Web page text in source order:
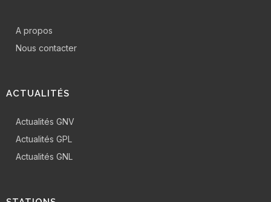
A propos
Nous contacter
ACTUALITÉS
Actualités GNV
Actualités GPL
Actualités GNL